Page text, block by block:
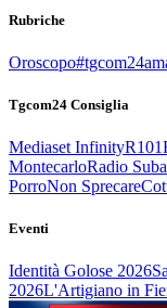
Rubriche
Oroscopo
Tgcom24 Consiglia
Mediaset InfinityR101
MontecarloRadio
PorroNon Sprecare
Eventi
Identità Golose 2026
2026L'Artigiano in